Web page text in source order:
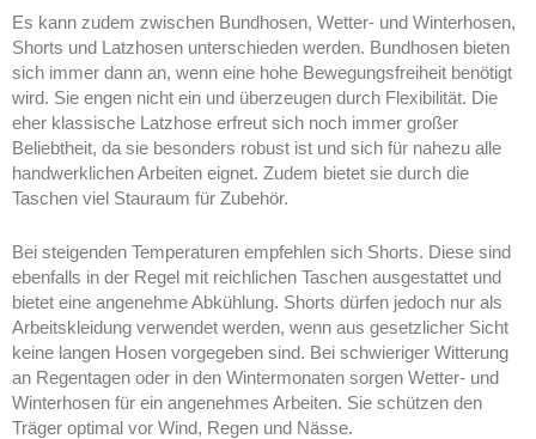
Es kann zudem zwischen Bundhosen, Wetter- und Winterhosen,
Shorts und Latzhosen unterschieden werden. Bundhosen bieten
sich immer dann an, wenn eine hohe Bewegungsfreiheit benötigt
wird. Sie engen nicht ein und überzeugen durch Flexibilität. Die
eher klassische Latzhose erfreut sich noch immer großer
Beliebtheit, da sie besonders robust ist und sich für nahezu alle
handwerklichen Arbeiten eignet. Zudem bietet sie durch die
Taschen viel Stauraum für Zubehör.
Bei steigenden Temperaturen empfehlen sich Shorts. Diese sind
ebenfalls in der Regel mit reichlichen Taschen ausgestattet und
bietet eine angenehme Abkühlung. Shorts dürfen jedoch nur als
Arbeitskleidung verwendet werden, wenn aus gesetzlicher Sicht
keine langen Hosen vorgegeben sind. Bei schwieriger Witterung
an Regentagen oder in den Wintermonaten sorgen Wetter- und
Winterhosen für ein angenehmes Arbeiten. Sie schützen den
Träger optimal vor Wind, Regen und Nässe.